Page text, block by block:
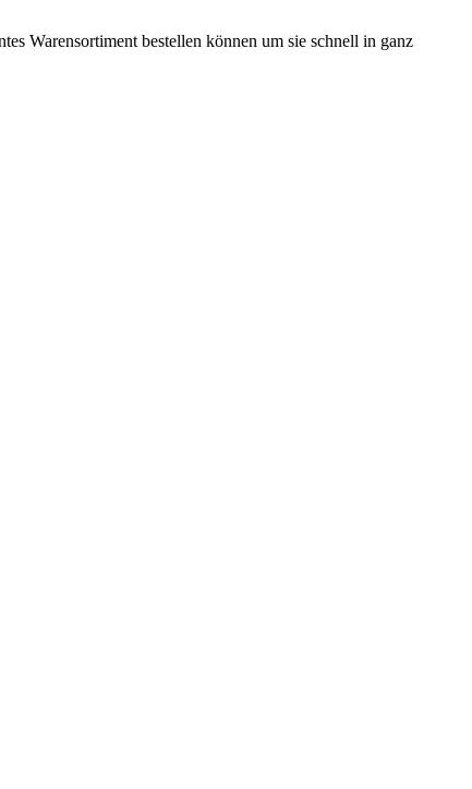
Warensortiment bestellen können um sie schnell in ganz